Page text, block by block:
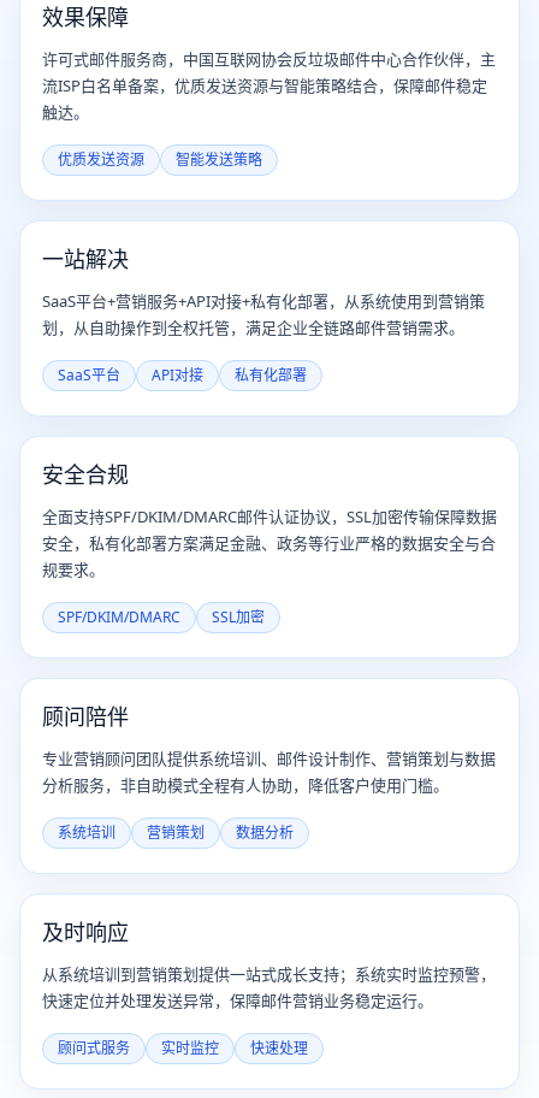
效果保障
许可式邮件服务商，中国互联网协会反垃圾邮件中心合作伙伴，主
流ISP白名单备案，优质发送资源与智能策略结合，保障邮件稳定
触达。
优质发送资源 智能发送策略
一站解决
SaaS平台+营销服务+API对接+私有化部署，从系统使用到营销策
划，从自助操作到全权托管，满足企业全链路邮件营销需求。
SaaS平台 API对接 私有化部署
安全合规
全面支持SPF/DKIM/DMARC邮件认证协议，SSL加密传输保障数据
安全，私有化部署方案满足金融、政务等行业严格的数据安全与合
规要求。
SPF/DKIM/DMARC SSL加密
顾问陪伴
专业营销顾问团队提供系统培训、邮件设计制作、营销策划与数据
分析服务，非自助模式全程有人协助，降低客户使用门槛。
系统培训 营销策划 数据分析
及时响应
从系统培训到营销策划提供一站式成长支持；系统实时监控预警，
快速定位并处理发送异常，保障邮件营销业务稳定运行。
顾问式服务 实时监控 快速处理